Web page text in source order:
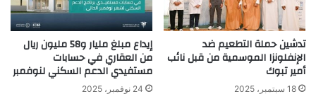
تدشين حملة التطعيم ضد
الإنفلونزا الموسمية من قبل نائب
أمير تبوك
18 سبتمبر، 2025
إيداع مبلغ مليار و58 مليون ريال
من العقاري في حسابات
مستفيدي الدعم السكني لنوفمبر
24 نوفمبر، 2025